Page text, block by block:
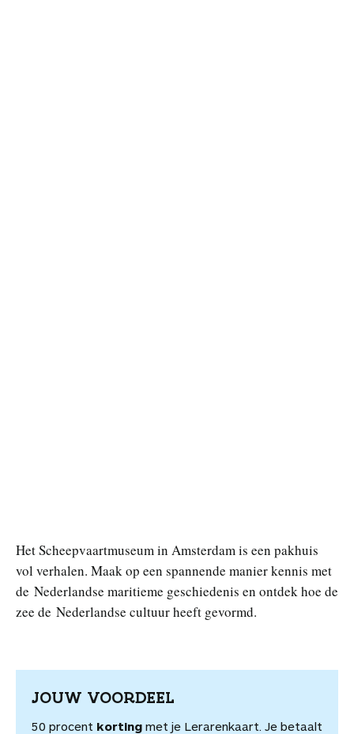
Het Scheepvaartmuseum in Amsterdam is een pakhuis
vol verhalen. Maak op een spannende manier kennis met
de Nederlandse maritieme geschiedenis en ontdek hoe de
zee de Nederlandse cultuur heeft gevormd.
JOUW VOORDEEL
50 procent korting met je Lerarenkaart. Je betaalt